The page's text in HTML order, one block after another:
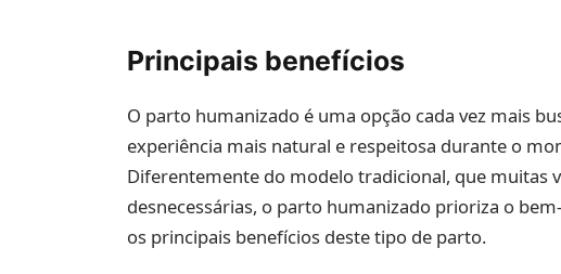
Principais benefícios
O parto humanizado é uma opção cada vez mais
experiência mais natural e respeitosa durante o
Diferentemente do modelo tradicional, que muitas
desnecessárias, o parto humanizado prioriza o
os principais benefícios deste tipo de parto.